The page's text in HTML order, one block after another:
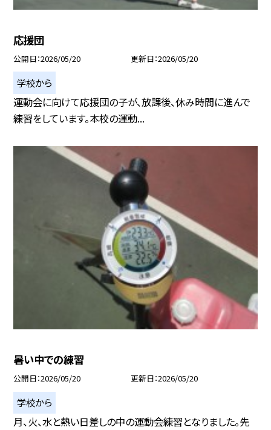
応援団
公開日 2026/05/20 更新日 2026/05/20
学校から
運動会に向けて応援団の子が、放課後、休み時間に進んで
練習をしています。本校の運動...
暑い中での練習
公開日 2026/05/20 更新日 2026/05/20
学校から
月、火、水と熱い日差しの中の運動会練習となりました。先